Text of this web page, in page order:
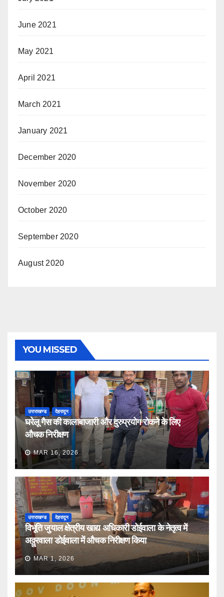
June 2021
May 2021
April 2021
March 2021
January 2021
December 2020
November 2020
October 2020
September 2020
August 2020
YOU MISSED
उत्तराखण्ड देहरादून
घरेलू गैस की कालाबाजारी और दुरुप्रयोग रोकने के लिए
औचक निरीक्षण
MAR 16, 2026
उत्तराखण्ड देहरादून
विभूति जुयाल क्षेत्रीय खाद्य अधिकारी डोईवाला के नेतृत्व में
अठ्ठुरवाला डोईवाला में औचक निरीक्षण किया
MAR 1, 2026